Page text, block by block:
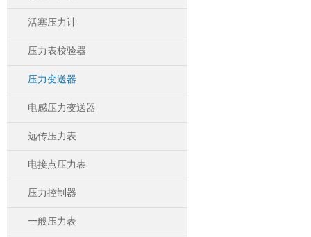
活塞压力计
压力表校验器
压力变送器
电感压力变送器
远传压力表
电接点压力表
压力控制器
一般压力表